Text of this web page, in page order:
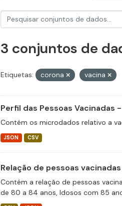
3 conjuntos de
Etiquetas: corona vacina
Perfil das Pessoas Vacinadas
Contém os microdados relativo a
JSON CSV
Relação de pessoas
Contém a relação de pessoas
de 80 a 84 anos, Idosos com 85